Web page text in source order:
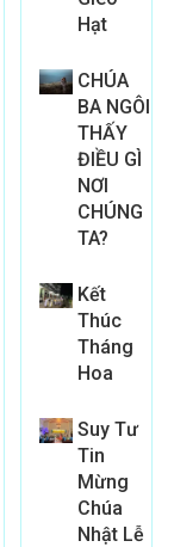
Hạt
CHÚA
BA NGÔI
THẤY
ĐIỀU GÌ
NƠI
CHÚNG
TA?
Kết
Thúc
Tháng
Hoa
Suy Tư
Tin
Mừng
Chúa
Nhật Lễ